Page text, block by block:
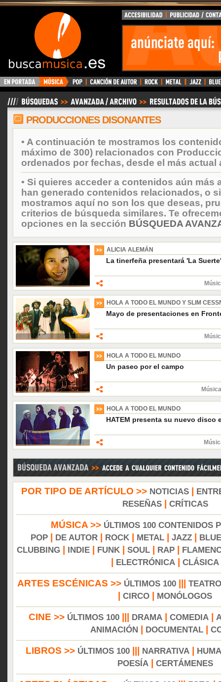
BuscaMusica.es
PRODUCCIONES DISONANTES
• A continuación te mostramos los
máximo de 300) relacionados con
ordenados por fechas, desde el más actual
• Si quieres acceder a contenidos aún más
han generado contenidos relacionados, o
mostramos aquí no son los que deseas,
criterios de búsqueda similares. Te
opciones en la sección BÚSQUEDA
ALICIA ALEMÁN
La tinerfeña presentará 'La
HOLA A TODO EL MUNDO Y SLIM
Mayo de presentaciones en
HOLA A TODO EL MUNDO
Un paseo por el campo
HOLA A TODO EL MUNDO
HATEM presenta su nuevo disco
POR TIPO DE ARTÍCULO >> NOTICIAS|
RESEÑAS| CRÍTICAS
MÚSICA >> ÚLTIMOS 100 CONTENIDOS
POP
DE AUTOR ROCK METAL JAZZ
CLUBBING
INDIE FUNK SOUL RAP
ELECTRÓNICA CLÁSICA
ARTES ESCÉNICAS >> ÚLTIMOS 100||| TEATRO
CIRCO MONÓLOGOS
CINE >> ÚLTIMOS 100 DRAMA COMEDIA
ANIMACIÓN
DOCUMENTAL|
LIBROS >> ÚLTIMOS 100 NARRATIVA
POESÍA| CERTÁMENES